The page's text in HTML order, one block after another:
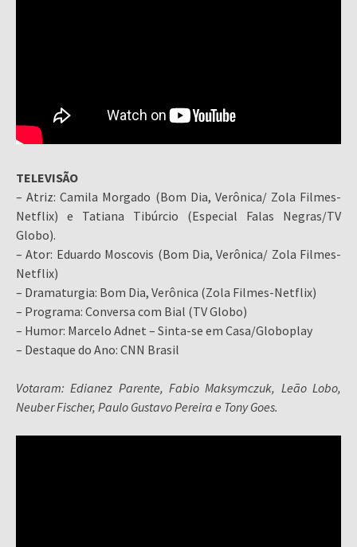
TELEVISÃO
– Atriz: Camila Morgado (Bom Dia, Verônica/ Zola Filmes-
Netflix) e Tatiana Tibúrcio (Especial Falas Negras/TV
Globo).
– Ator: Eduardo Moscovis (Bom Dia, Verônica/ Zola Filmes-
Netflix)
– Dramaturgia: Bom Dia, Verônica (Zola Filmes-Netflix)
– Programa: Conversa com Bial (TV Globo)
– Humor: Marcelo Adnet – Sinta-se em Casa/Globoplay
– Destaque do Ano: CNN Brasil
Votaram: Edianez Parente, Fabio Maksymczuk, Leão Lobo,
Neuber Fischer, Paulo Gustavo Pereira e Tony Goes.